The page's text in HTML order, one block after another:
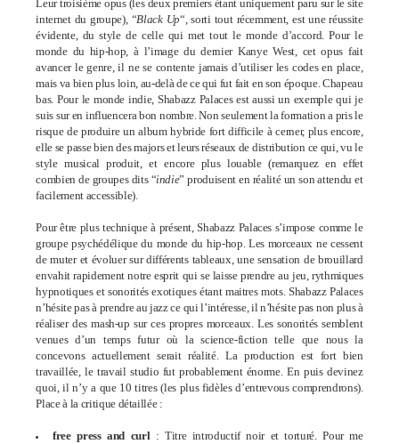
Leur troisième opus (les deux premiers étant uniquement paru sur le site
internet du groupe), “Black Up“, sorti tout récemment, est une réussite
évidente, du style de celle qui met tout le monde d’accord. Pour le
monde du hip-hop, à l’image du dernier Kanye West, cet opus fait
avancer le genre, il ne se contente jamais d’utiliser les codes en place,
mais va bien plus loin, au-delà de ce qui fut fait en son époque. Chapeau
bas. Pour le monde indie, Shabazz Palaces est aussi un exemple qui je
suis sur en influencera bon nombre. Non seulement la formation a pris le
risque de produire un album hybride fort difficile à cerner, plus encore,
elle se passe bien des majors et leurs réseaux de distribution ce qui, vu le
style musical produit, et encore plus louable (remarquez en effet
combien de groupes dits “indie” produisent en réalité un son attendu et
facilement accessible).
Pour être plus technique à présent, Shabazz Palaces s’impose comme le
groupe psychédélique du monde du hip-hop. Les morceaux ne cessent
de muter et évoluer sur différents tableaux, une sensation de brouillard
envahit rapidement notre esprit qui se laisse prendre au jeu, rythmiques
hypnotiques et sonorités exotiques étant maitres mots. Shabazz Palaces
n’hésite pas à prendre au jazz ce qui l’intéresse, il n’hésite pas non plus à
réaliser des mash-up sur ces propres morceaux. Les sonorités semblent
venues d’un temps futur où la science-fiction telle que nous la
concevons actuellement serait réalité. La production est fort bien
travaillée, le travail studio fut probablement énorme. En puis devinez
quoi, il n’y a que 10 titres (les plus fidèles d’entrevous comprendrons).
Place à la critique détaillée :
free press and curl: Titre introductif noir et torturé. Pour me